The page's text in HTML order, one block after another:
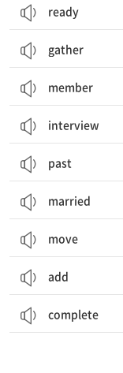
ready
gather
member
interview
past
married
move
add
complete